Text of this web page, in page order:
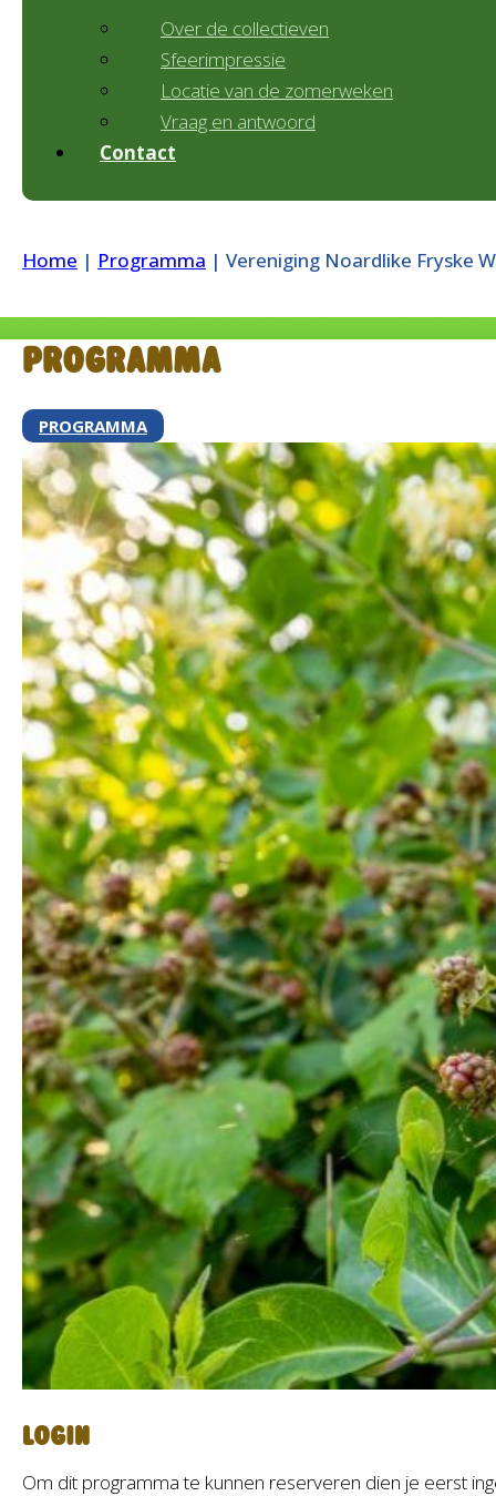
Over de collectieven
Sfeerimpressie
Locatie van de zomerweken
Vraag en antwoord
Contact
Home | Programma | Vereniging Noardlike Fryske
Programma
PROGRAMMA
Login
Om dit programma te kunnen reserveren dien je eerst